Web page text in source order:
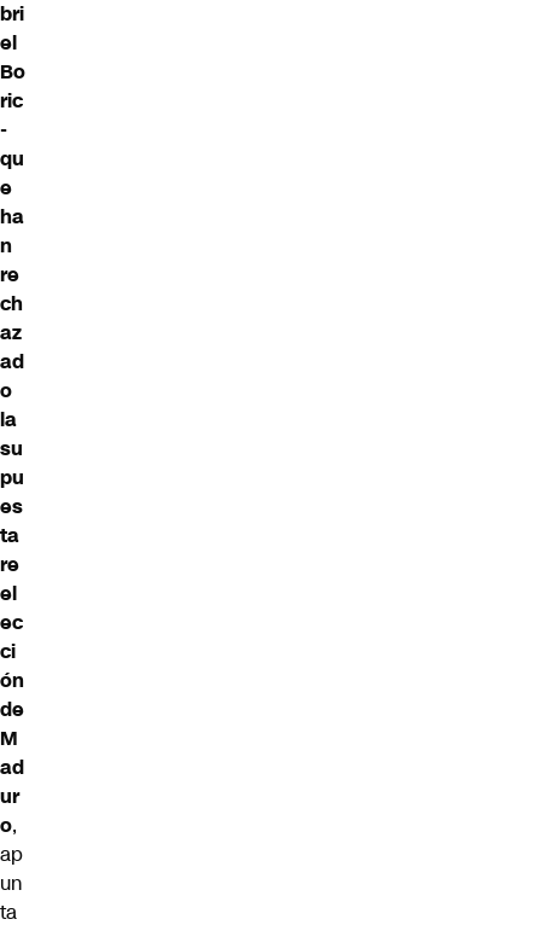
bri
el
Bo
ric
-
qu
e
ha
n
re
ch
az
ad
o
la
su
pu
es
ta
re
el
ec
ci
ón
de
M
ad
ur
o,
ap
un
ta